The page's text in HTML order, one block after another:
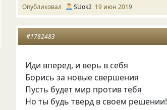
Опубликовал SUok2 19 июн 2019
#1782483
Иди вперед, и верь в себя
Борись за новые свершения
Пусть будет мир против тебя
Но ты будь тверд в своем решении!